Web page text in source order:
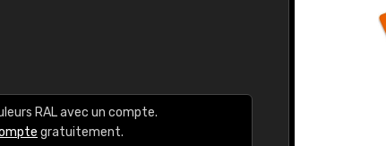
RAL avec un compte.
gratuitement.
RAL K7 à base d'eau